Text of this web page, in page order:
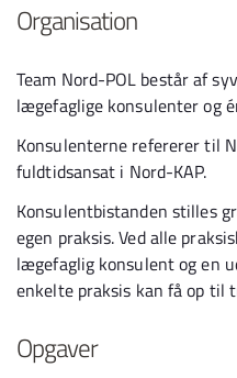
Organisation
Team Nord-POL består af
lægefaglige konsulenter og
Konsulenterne refererer til
fuldtidsansat i Nord-KAP.
Konsulentbistanden stilles
egen praksis. Ved alle
lægefaglig konsulent og en
enkelte praksis kan få op til
Opgaver